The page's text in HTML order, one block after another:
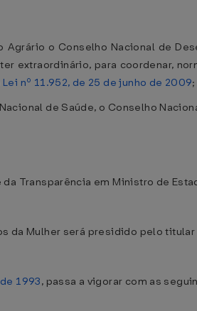
o Conselho Nacional de
extraordinário, para coordenar,
Lei nº 11.952, de 25 de junho de 2009;
de Saúde, o Conselho
Transparência em Ministro de
da Mulher será presidido pelo
1993, passa a vigorar com as